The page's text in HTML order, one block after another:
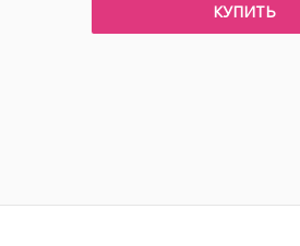
КУПИТЬ